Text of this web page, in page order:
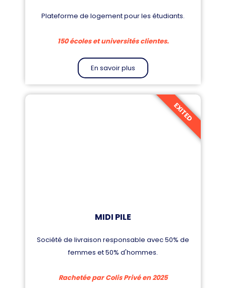
Plateforme de logement pour les étudiants.
150 écoles et universités clientes.
En savoir plus
MIDI PILE
Société de livraison responsable avec 50% de
femmes et 50% d'hommes.
Rachetée par Colis Privé en 2025
EXITED